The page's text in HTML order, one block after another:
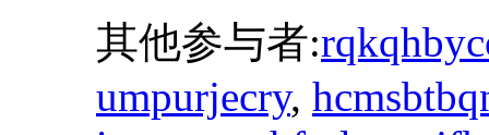
其他参与者:
umpurjecry,